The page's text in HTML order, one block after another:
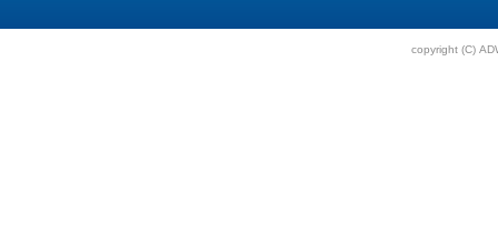
copyright (C)